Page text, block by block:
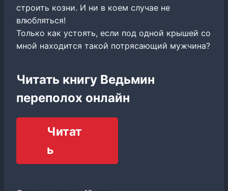
строить козни. И ни в коем случае не
влюбляться!
Только как устоять, если под одной крышей со
мной находится такой потрясающий мужчина?
Читать книгу Ведьмин
переполох онлайн
Читат
ь